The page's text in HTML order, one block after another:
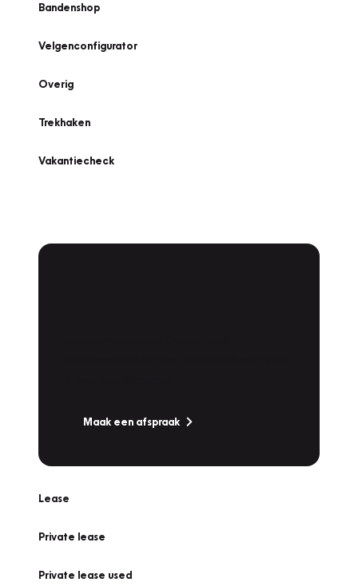
Bandenshop
Velgenconfigurator
Overig
Trekhaken
Vakantiecheck
Maak een afspraak
Lease
Private lease
Private lease used